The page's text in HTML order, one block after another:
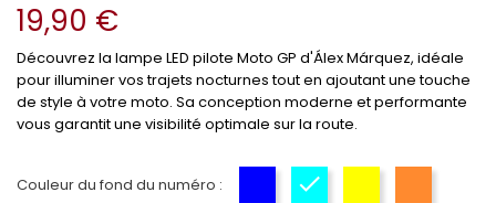
19,90 €
Découvrez la lampe LED pilote Moto GP d'Álex Márquez, idéale
pour illuminer vos trajets nocturnes tout en ajoutant une touche
de style à votre moto. Sa conception moderne et performante
vous garantit une visibilité optimale sur la route.
Couleur du fond du numéro :